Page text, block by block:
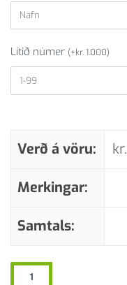
Lítið númer (+kr.1.000)
Verð á vöru: kr.
Merkingar:
Samtals: